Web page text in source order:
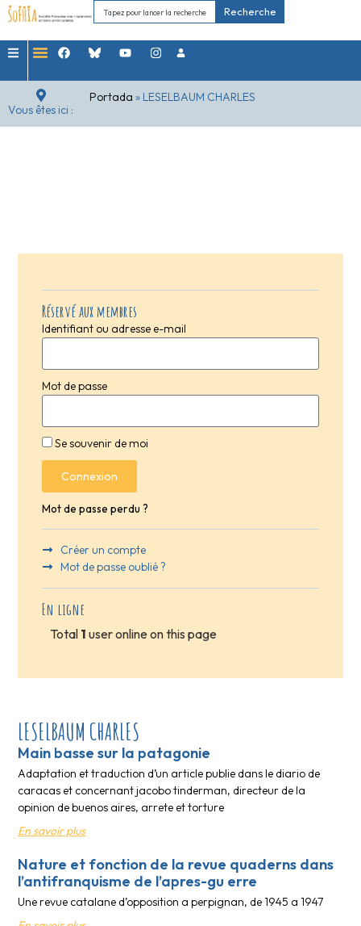
Recherche
Vous êtes ici :
Portada » LESELBAUM CHARLES
Réservé aux membres
Identifiant ou adresse e-mail
Mot de passe
Se souvenir de moi
Connexion
Mot de passe perdu ?
Créer un compte
Mot de passe oublié ?
En ligne
Total 1 user online on this page
LESELBAUM CHARLES
Main basse sur la patagonie
Adaptation et traduction d’un article publie dans le diario de
caracas et concernant jacobo tinderman, directeur de la
opinion de buenos aires, arrete et torture
En savoir plus
Nature et fonction de la revue quaderns dans
l’antifranquisme de l’apres-gu erre
Une revue catalane d’opposition a perpignan, de 1945 a 1947